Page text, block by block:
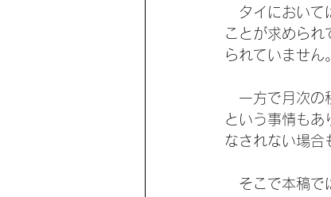
タイにおいて
ことが求められ
られていません。
一方で月次の
という事情もあ
なされない場合
そこで本稿で